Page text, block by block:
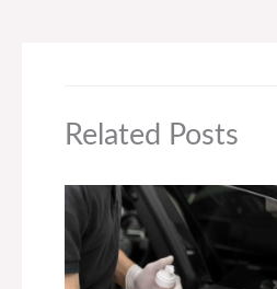
Related Posts